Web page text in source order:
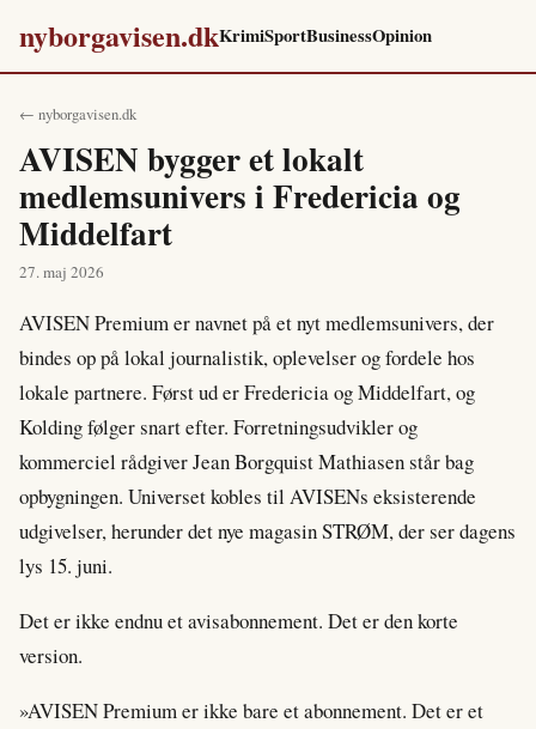
nyborgavisen.dkKrimiSportBusinessOpinion
← nyborgavisen.dk
AVISEN bygger et lokalt
medlemsunivers i Fredericia og
Middelfart
27. maj 2026
AVISEN Premium er navnet på et nyt medlemsunivers, der
bindes op på lokal journalistik, oplevelser og fordele hos
lokale partnere. Først ud er Fredericia og Middelfart, og
Kolding følger snart efter. Forretningsudvikler og
kommerciel rådgiver Jean Borgquist Mathiasen står bag
opbygningen. Universet kobles til AVISENs eksisterende
udgivelser, herunder det nye magasin STRØM, der ser dagens
lys 15. juni.
Det er ikke endnu et avisabonnement. Det er den korte
version.
»AVISEN Premium er ikke bare et abonnement. Det er et